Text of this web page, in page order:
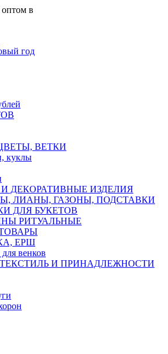
в
год
ВЕТКИ
куклы
ДЕКОРАТИВНЫЕ ИЗДЕЛИЯ
ЛИАНЫ, ГАЗОНЫ, ПОДСТАВКИ
ДЛЯ БУКЕТОВ
РИТУАЛЬНЫЕ
ЕРШ
венков
И ПРИНАДЛЕЖНОСТИ